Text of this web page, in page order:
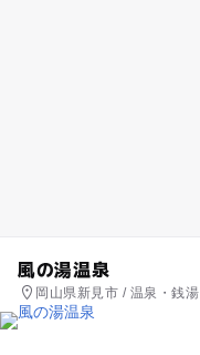
風の湯温泉
岡山県新見市 / 温泉・銭湯